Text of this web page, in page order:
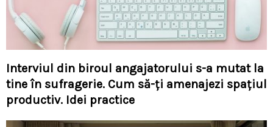
Interviul din biroul angajatorului s-a mutat la
tine în sufragerie. Cum să-ți amenajezi spațiul
productiv. Idei practice